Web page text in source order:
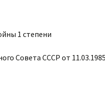
1 степени
Совета СССР от